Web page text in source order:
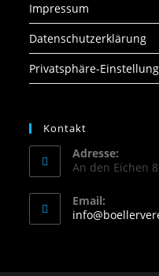
Impressum
Datenschutzerklärung
Privatsphäre-
Kontakt
Adresse:
An den Eichen
Email: